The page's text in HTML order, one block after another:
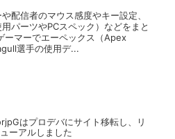
配信者のマウス感度やキー設定、
パーツやPCスペック）などをまと
ーマーでエーペックス（Apex
選手の使用デ...
はプロデバにサイト移転し、リ
ーアルしました